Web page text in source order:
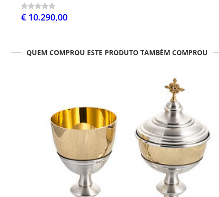
€ 10.290,00
QUEM COMPROU ESTE PRODUTO TAMBÉM COMPROU